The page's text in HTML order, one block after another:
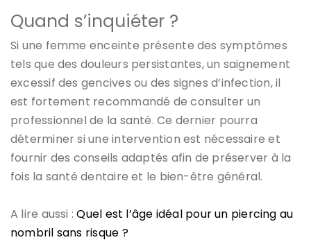
Quand s’inquiéter ?
Si une femme enceinte présente des symptômes
tels que des douleurs persistantes, un saignement
excessif des gencives ou des signes d’infection, il
est fortement recommandé de consulter un
professionnel de la santé. Ce dernier pourra
déterminer si une intervention est nécessaire et
fournir des conseils adaptés afin de préserver à la
fois la santé dentaire et le bien-être général.
A lire aussi :Quel est l’âge idéal pour un piercing au
nombril sans risque ?